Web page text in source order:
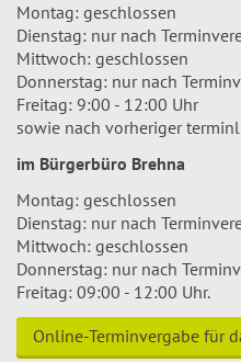
Montag: geschlossen
Dienstag: nur nach
Mittwoch: geschlossen
Donnerstag: nur nach
Freitag: 9:00 - 12:00 Uhr
sowie nach vorheriger
im Bürgerbüro Brehna
Montag: geschlossen
Dienstag: nur nach
Mittwoch: geschlossen
Donnerstag: nur nach
Freitag: 09:00 - 12:00 Uhr.
Online-Terminvergabe für